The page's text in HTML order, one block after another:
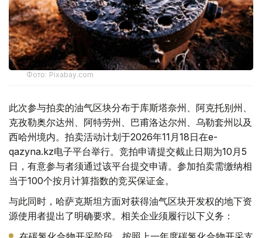
Фото: Pixabay.com
此次参与拍卖的油气区块分布于库斯塔奈州、阿克托别州、
克孜勒奥尔达州、阿特劳州、巴甫洛达尔州、乌勒套州以及
西哈州境内。拍卖活动计划于2026年11月18日在e-
qazyna.kz电子平台举行。竞拍申请提交截止日期为10月5
日，有意参与者须通过该平台提交申请。参加拍卖需缴纳相
当于100个按月计算指数的竞买保证金。
与此同时，哈萨克斯坦方面对获得油气区块开发权的地下资
源使用者提出了明确要求。相关企业须履行以下义务：